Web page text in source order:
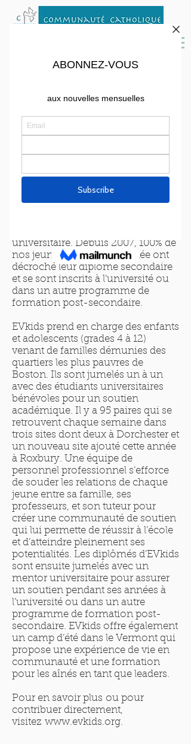
EVkids donne aux jeunes du
ils auront besoin pour réussir à
travers un programme de Tutorat
universitaire. Depuis 2007, 100% de
nos jeunes en dernière année ont
décroché leur diplôme secondaire
et se sont inscrits à l’université ou
dans un autre programme de
formation post-secondaire.
EVkids prend en charge des enfants
et adolescents (grades 4 à 12)
venant de familles démunies des
quartiers les plus pauvres de
Boston. Ils sont jumelés un à un
avec des étudiants universitaires
bénévoles pour un soutien
académique. Il y a 95 paires qui se
retrouvent chaque semaine dans
trois sites dont deux à Dorchester et
un nouveau site ajouté cette année
à Roxbury. Une équipe de
personnel professionnel s‘efforce
de souder les relations de chaque
jeune entre sa famille, ses
professeurs, et son tuteur pour
créer une communauté de soutien
qui lui permette de réussir à l’école
et d’atteindre pleinement ses
potentialités. Les diplômés d’EVkids
sont ensuite jumelés avec un
mentor universitaire pour assurer
un soutien pendant ses années à
l’université ou dans un autre
programme de formation post-
secondaire. EVkids offre également
un camp d’été dans le Vermont qui
propose une expérience de vie en
communauté et une formation
pour les aînés en tant que leaders.
Pour en savoir plus ou pour
contribuer directement,
visitez www.evkids.org.